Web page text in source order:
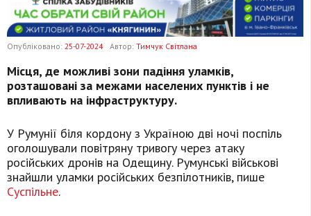
Опубліковано: 25-07-2024 Автор: Тимчук Світлана
Місця, де можливі зони падіння уламків,
розташовані за межами населених пунктів і не
впливають на інфраструктуру.
У Румунії біля кордону з Україною дві ночі поспіль
оголошували повітряну тривогу через атаку
російських дронів на Одещину. Румунські військові
знайшли уламки російських безпілотників, пише
Суспільне.